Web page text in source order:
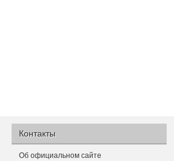
Контакты
Об официальном сайте